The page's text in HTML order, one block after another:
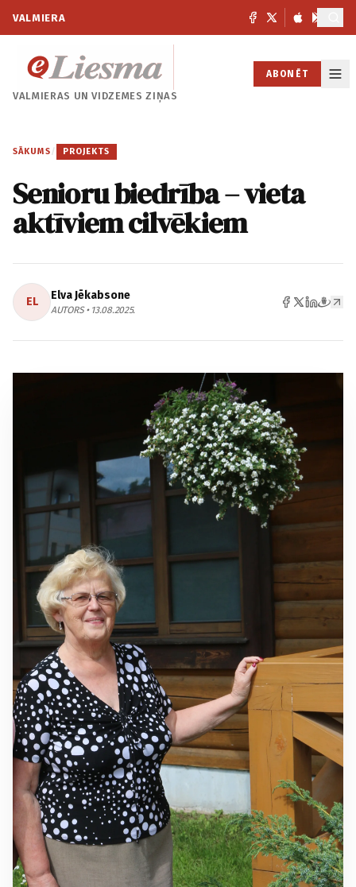
VALMIERA
VALMIERAS UNVIDZEMES ZIŅAS
ABONĒT
SĀKUMS / PROJEKTS
Senioru biedrība – vieta
aktīviem cilvēkiem
EL Elva Jēkabsone
AUTORS • 13.08.2025.